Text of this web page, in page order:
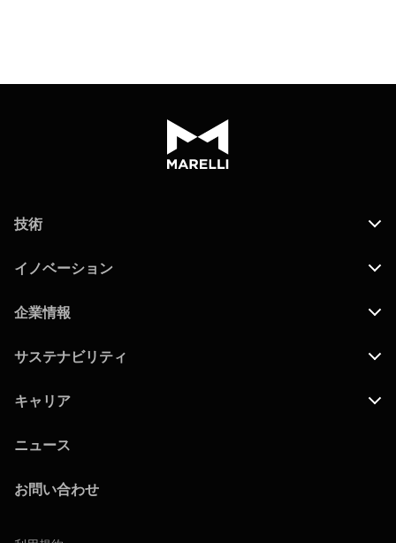
技術
イノベーション
企業情報
サステナビリティ
キャリア
ニュース
お問い合わせ